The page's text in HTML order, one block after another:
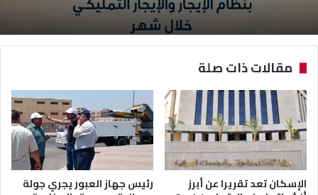
مقالات ذات صلة
الإسكان تعد تقريرا عن أبرز رئيس جهاز العبور يجري جولة